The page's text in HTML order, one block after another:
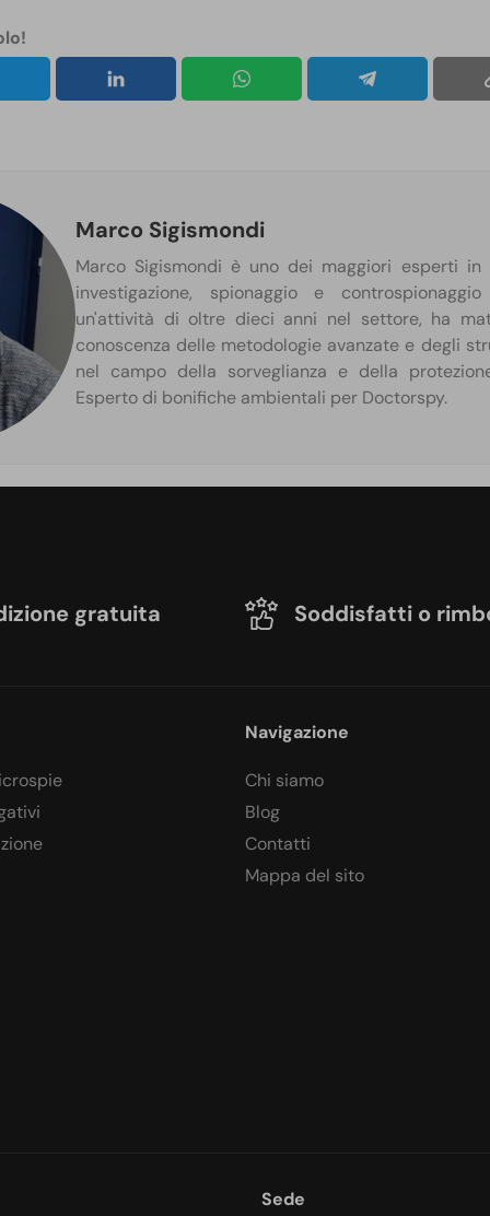
Marco Sigismondi
Marco Sigismondi è uno dei maggiori esperti
investigazione, spionaggio e
un'attività di oltre dieci anni nel settore, ha
conoscenza delle metodologie avanzate e degli
nel campo della sorveglianza e della
Esperto di bonifiche ambientali per Doctorspy.
gratuita Soddisfatti o
Navigazione
Chi siamo
Blog
Contatti
Mappa del sito
Sede